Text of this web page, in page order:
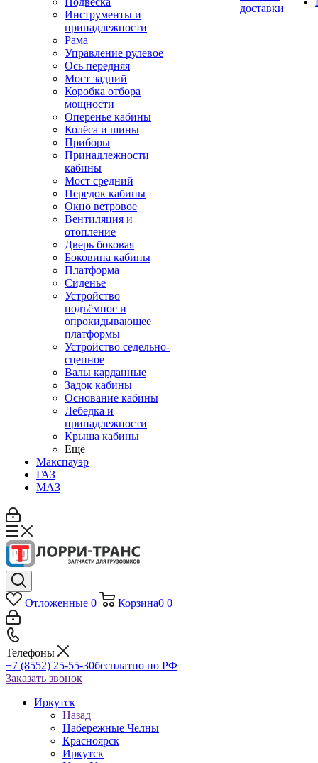
Инструменты и
принадлежности
Рама
Управление рулевое
Ось передняя
Мост задний
Коробка отбора
мощности
Оперенье кабины
Колёса и шины
Приборы
Принадлежности
кабины
Мост средний
Передок кабины
Окно ветровое
Вентиляция и
отопление
Дверь боковая
Боковина кабины
Платформа
Сиденье
Устройство
подъёмное и
опрокидывающее
платформы
Устройство седельно-
сцепное
Валы карданные
Задок кабины
Основание кабины
Лебедка и
принадлежности
Крыша кабины
Ещё
Макспауэр
ГАЗ
МАЗ
доставки
Отложенные 0 Корзина0 0
Телефоны
+7 (8552) 25-55-30бесплатно по РФ
Заказать звонок
Иркутск
Назад
Набережные Челны
Красноярск
Иркутск